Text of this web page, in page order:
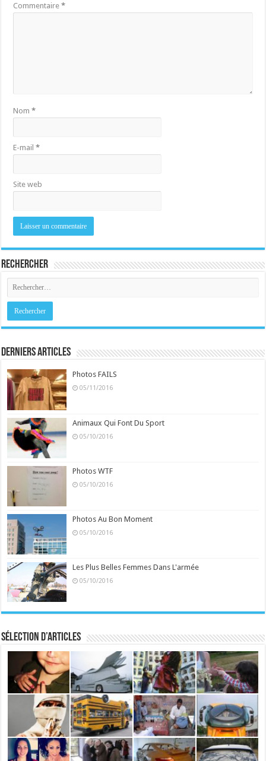
Commentaire*
Nom*
E-mail*
Site web
Rechercher
Derniers Articles
Photos FAILS
05/11/2016
Animaux Qui Font Du Sport
05/10/2016
Photos WTF
05/10/2016
Photos Au Bon Moment
05/10/2016
Les Plus Belles Femmes Dans L'armée
05/10/2016
Sélection d’articles